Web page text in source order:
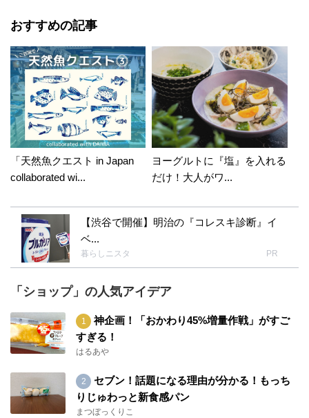
おすすめの記事
「天然魚クエスト in Japan
collaborated wi...
ヨーグルトに『塩』を入れる
だけ！大人がワ...
【渋谷で開催】明治の『コレスキ診断』イ
ベ...
暮らしニスタ PR
「ショップ」の人気アイデア
神企画！「おかわり45%増量作戦」がすご
すぎる！
はるあや
セブン！話題になる理由が分かる！もっち
りじゅわっと新食感パン
まつぼっくりこ